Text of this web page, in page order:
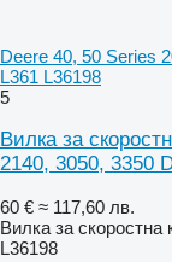
Deere 40, 50 Series
L361 L36198
5
Вилка за
2140, 3050, 3350
60 € ≈ 117,60 лв.
Вилка за скоростна
L36198